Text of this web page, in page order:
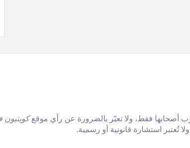
أصحابها فقط، ولا تعبّر بالضرورة عن رأي موقعكويتيون
تُعتبر استشارة قانونية أو رسمية.